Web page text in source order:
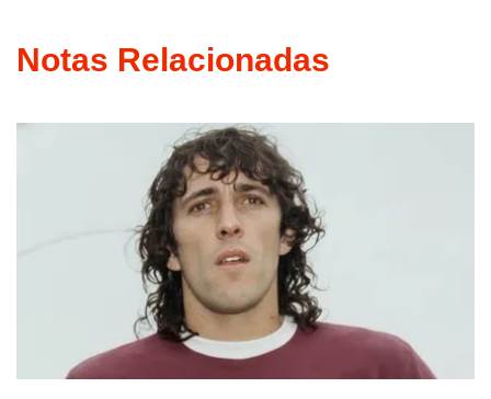
Notas Relacionadas